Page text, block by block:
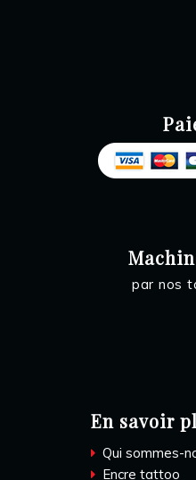
par nos
En savoir
Qui sommes-
Encre tattoo